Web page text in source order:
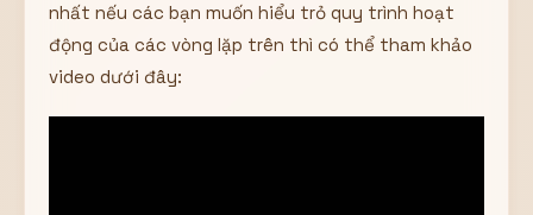
nhất nếu các bạn muốn hiểu trỏ quy trình hoạt
động của các vòng lặp trên thì có thể tham khảo
video dưới đây: